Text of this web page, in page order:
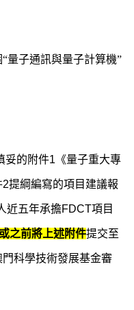
量子通訊與量子計算機”
妥的附件1 《量子重大專
2提綱編寫的項目建議報
近五年承擔FDCT項目
之前將上述附件提交至
科學技術發展基金審